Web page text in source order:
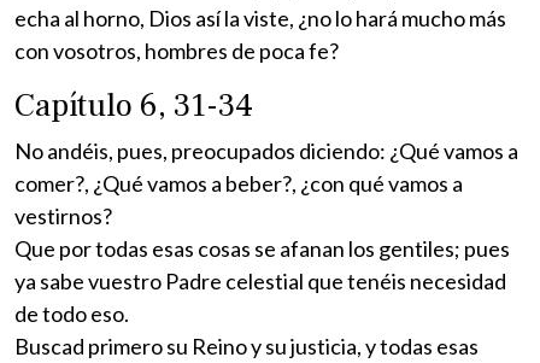
echa al horno, Dios así la viste, ¿no lo hará mucho más
con vosotros, hombres de poca fe?
Capítulo 6, 31-34
No andéis, pues, preocupados diciendo: ¿Qué vamos a
comer?, ¿Qué vamos a beber?, ¿con qué vamos a
vestirnos?
Que por todas esas cosas se afanan los gentiles; pues
ya sabe vuestro Padre celestial que tenéis necesidad
de todo eso.
Buscad primero su Reino y su justicia, y todas esas